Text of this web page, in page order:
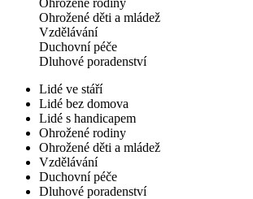
Ohrožené děti a mládež
Vzdělávání
Duchovní péče
Dluhové poradenství
Lidé ve stáří
Lidé bez domova
Lidé s handicapem
Ohrožené rodiny
Ohrožené děti a mládež
Vzdělávání
Duchovní péče
Dluhové poradenství